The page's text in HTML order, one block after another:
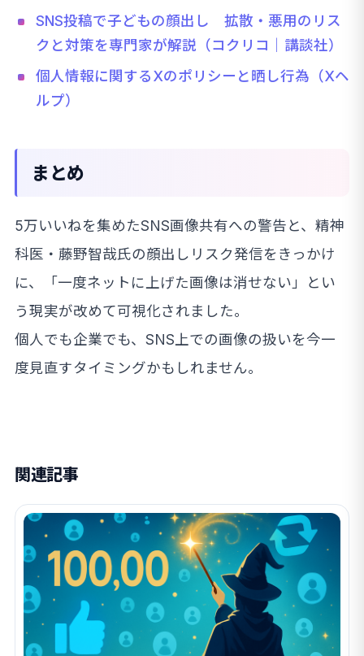
SNS投稿で子どもの顔出し 拡散・悪用のリス
クと対策を専門家が解説（コクリコ｜講談社）
個人情報に関するXのポリシーと晒し行為（Xヘ
ルプ）
まとめ
5万いいねを集めたSNS画像共有への警告と、精神
科医・藤野智哉氏の顔出しリスク発信をきっかけ
に、「一度ネットに上げた画像は消せない」とい
う現実が改めて可視化されました。
個人でも企業でも、SNS上での画像の扱いを今一
度見直すタイミングかもしれません。
関連記事